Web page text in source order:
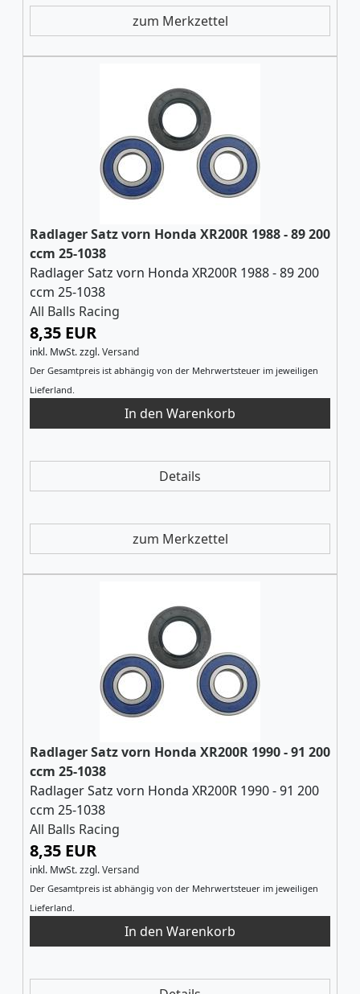
zum Merkzettel
Radlager Satz vorn Honda XR200R 1988 - 89 200
ccm 25-1038
Radlager Satz vorn Honda XR200R 1988 - 89 200
ccm 25-1038
All Balls Racing
8,35 EUR
inkl. MwSt.zzgl.Versand
Der Gesamtpreis ist abhängig von der Mehrwertsteuer im jeweiligen
Lieferland.
Details
zum Merkzettel
Radlager Satz vorn Honda XR200R 1990 - 91 200
ccm 25-1038
Radlager Satz vorn Honda XR200R 1990 - 91 200
ccm 25-1038
All Balls Racing
8,35 EUR
inkl. MwSt.zzgl.Versand
Der Gesamtpreis ist abhängig von der Mehrwertsteuer im jeweiligen
Lieferland.